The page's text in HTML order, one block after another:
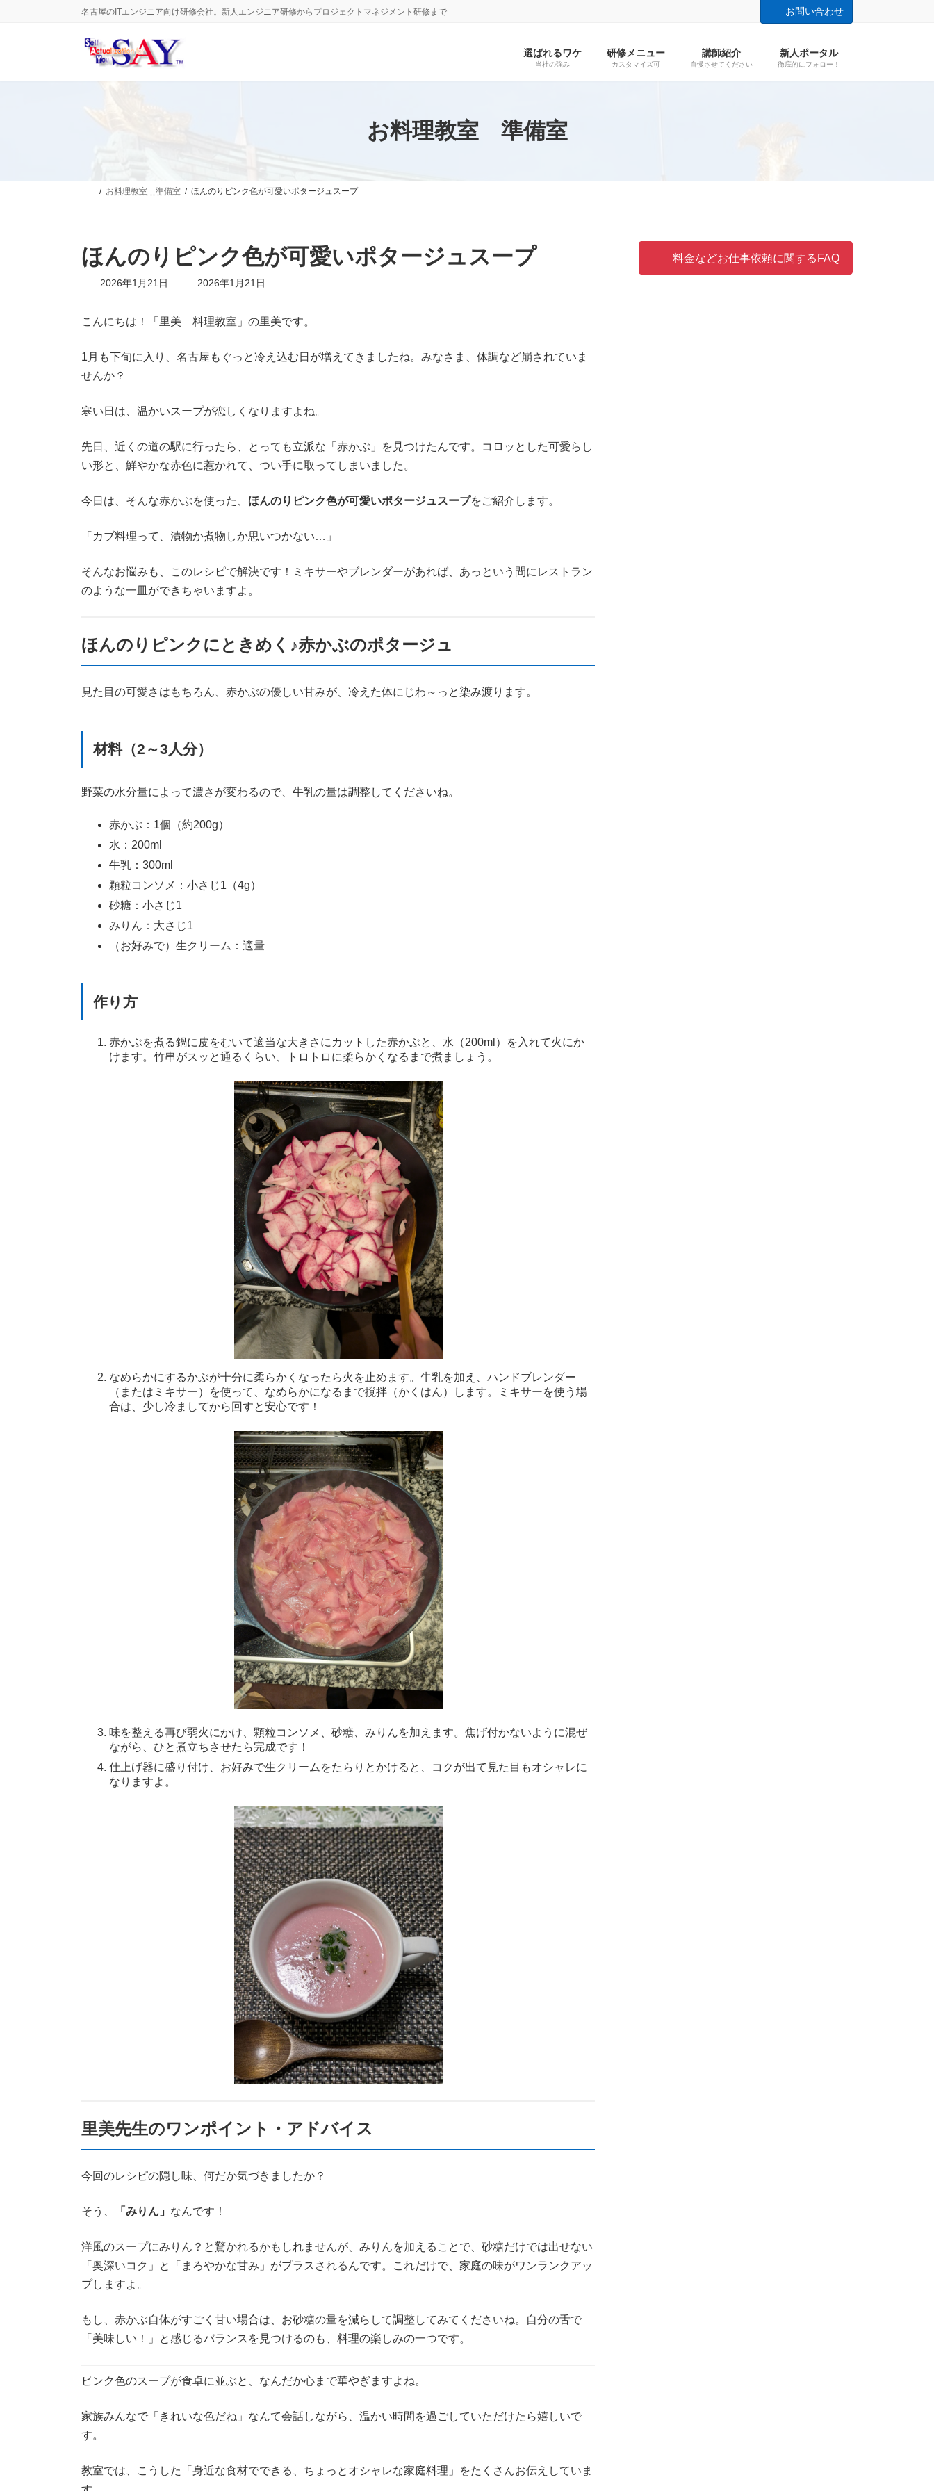
へ
ョ
名古屋のITエンジニア向け研修会社。新人エンジニア研修からプロジェクトマネジメント研修まで お問い合わせ
選ばれるワケ
当社の強み
研修メニュー
カスタマイズ可
講師紹介
自慢させてください
新人ポータル
徹底的にフォロー！
お料理教室 準備室
お料理教室 準備室 ほんのりピンク色が可愛いポタージュスープ
ほんのりピンク色が可愛いポタージュスープ
2026年1月21日
最
新
:
2026年1月21日
こんにちは！「里美 料理教室」の里美です。
1月も下旬に入り、名古屋もぐっと冷え込む日が増えてきましたね。みなさま、体調など崩されていま
せんか？
寒い日は、温かいスープが恋しくなりますよね。
先日、近くの道の駅に行ったら、とっても立派な「赤かぶ」を見つけたんです。コロッとした可愛らし
い形と、鮮やかな赤色に惹かれて、つい手に取ってしまいました。
今日は、そんな赤かぶを使った、 ほんのりピンク色が可愛いポタージュスープをご紹介します。
「カブ料理って、漬物か煮物しか思いつかない…」
そんなお悩みも、このレシピで解決です！ミキサーやブレンダーがあれば、あっという間にレストラン
のような一皿ができちゃいますよ。
ほんのりピンクにときめく♪赤かぶのポタージュ
見た目の可愛さはもちろん、赤かぶの優しい甘みが、冷えた体にじわ～っと染み渡ります。
材料（2～3人分）
野菜の水分量によって濃さが変わるので、牛乳の量は調整してくださいね。
赤かぶ：1個（約200g）
水：200ml
牛乳：300ml
顆粒コンソメ：小さじ1（4g）
砂糖：小さじ1
みりん：大さじ1
（お好みで）生クリーム：適量
作り方
赤かぶを煮る鍋に皮をむいて適当な大きさにカットした赤かぶと、水（200ml）を入れて火にか
けます。竹串がスッと通るくらい、トロトロに柔らかくなるまで煮ましょう。
なめらかにするかぶが十分に柔らかくなったら火を止めます。牛乳を加え、ハンドブレンダー
（またはミキサー）を使って、なめらかになるまで撹拌（かくはん）します。ミキサーを使う場
合は、少し冷ましてから回すと安心です！
味を整える再び弱火にかけ、顆粒コンソメ、砂糖、みりんを加えます。焦げ付かないように混ぜ
ながら、ひと煮立ちさせたら完成です！
仕上げ器に盛り付け、お好みで生クリームをたらりとかけると、コクが出て見た目もオシャレに
なりますよ。
里美先生のワンポイント・アドバイス
今回のレシピの隠し味、何だか気づきましたか？
そう、 「みりん」 なんです！
洋風のスープにみりん？と驚かれるかもしれませんが、みりんを加えることで、砂糖だけでは出せない
「奥深いコク」と「まろやかな甘み」がプラスされるんです。これだけで、家庭の味がワンランクアッ
プしますよ。
もし、赤かぶ自体がすごく甘い場合は、お砂糖の量を減らして調整してみてくださいね。自分の舌で
「美味しい！」と感じるバランスを見つけるのも、料理の楽しみの一つです。
ピンク色のスープが食卓に並ぶと、なんだか心まで華やぎますよね。
家族みんなで「きれいな色だね」なんて会話しながら、温かい時間を過ごしていただけたら嬉しいで
す。
教室では、こうした「身近な食材でできる、ちょっとオシャレな家庭料理」をたくさんお伝えしていま
料金などお仕事依頼に関するFAQ